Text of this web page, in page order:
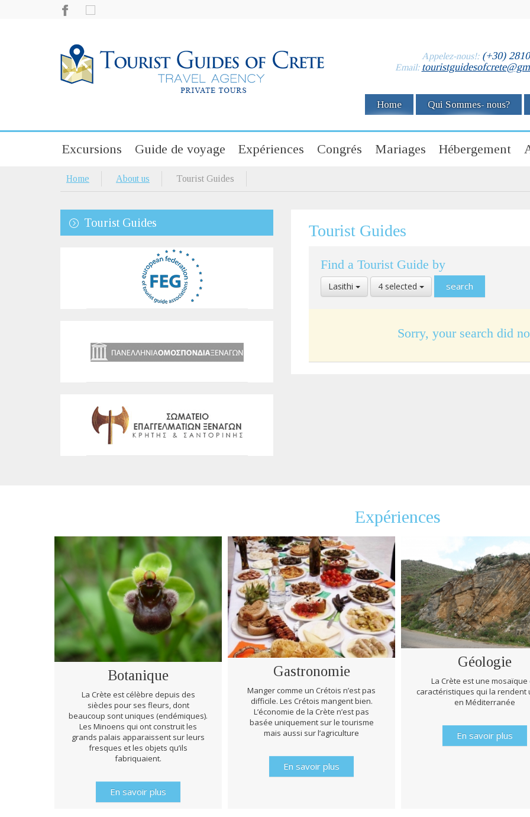
Appelez-nous!:(+30)
Email:
Home Qui Sommes- nous?
Excursions Guide de voyage Expériences Congrés Mariages Hébergement
Home About us Tourist Guides
Tourist Guides Tourist Guides
Find a Tourist Guide by
Select
Location
Lasithi
Select
Language
4 selected
Sorry, your search did
Expériences
Botanique
La Crète est célèbre depuis des
siècles pour ses fleurs, dont
beaucoup sont uniques (endémiques).
Les Minoens qui ont construit les
grands palais apparaissent sur leurs
fresques et les objets qu’ils
fabriquaient.
En savoir plus
Gastronomie
Manger comme un Crétois n’est pas
difficile. Les Crétois mangent bien.
L’économie de la Crète n’est pas
basée uniquement sur le tourisme
mais aussi sur l’agriculture
En savoir plus
Géologie
La Crète est une mosaïque
caractéristiques qui la rendent
en Méditerranée
En savoir plus